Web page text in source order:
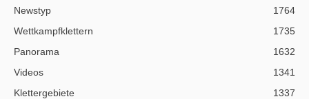
Newstyp
1764
Wettkampfklettern
1735
Panorama
1632
Videos
1341
Klettergebiete
1337